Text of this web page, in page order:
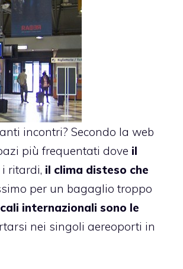
incontri? Secondo la web
più frequentati dove il
ritardi, il clima disteso che
per un bagaglio troppo
internazionali sono le
nei singoli aereoporti in